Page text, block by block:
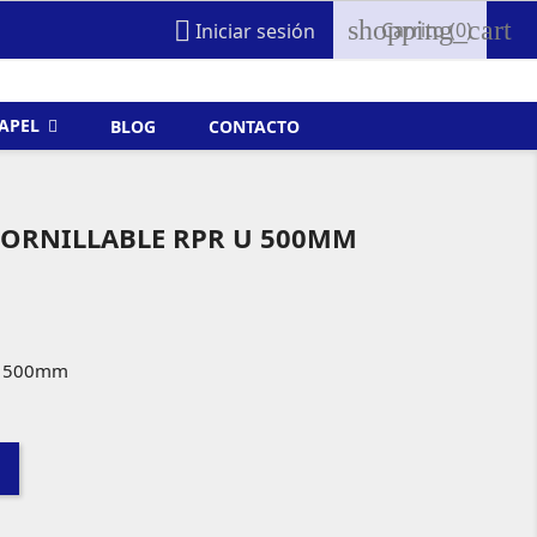
 Iniciar sesión shopping_cart
Carrito(0)
BLOG CONTACTO
RPR U 500MM